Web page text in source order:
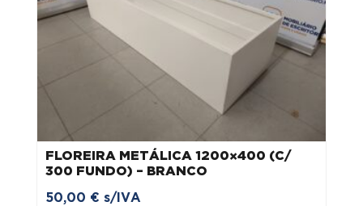
FLOREIRA METÁLICA 1200×400 (C/
300 FUNDO) – BRANCO
50,00 € s/IVA